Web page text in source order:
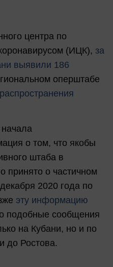
центра по
(ИЦК), за
выявили 186
оперштабе
о том, что якобы
штаба в
принято о частичном
2020 года по
эту информацию
подобные сообщения
на Кубани, но и по
до Ростова.